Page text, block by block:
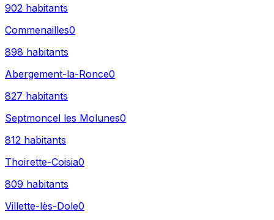
902 habitants
Commenailles0
898 habitants
Abergement-la-Ronce0
827 habitants
Septmoncel les Molunes0
812 habitants
Thoirette-Coisia0
809 habitants
Villette-lès-Dole0